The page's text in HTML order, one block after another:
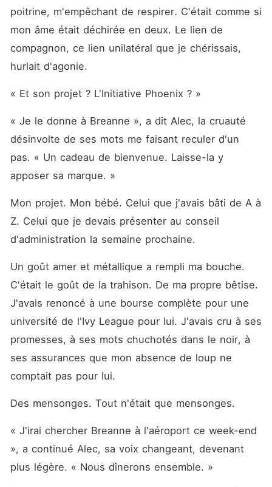
poitrine, m'empêchant de respirer. C'était comme si
mon âme était déchirée en deux. Le lien de
compagnon, ce lien unilatéral que je chérissais,
hurlait d'agonie.
« Et son projet ? L'Initiative Phoenix ? »
« Je le donne à Breanne », a dit Alec, la cruauté
désinvolte de ses mots me faisant reculer d'un
pas. « Un cadeau de bienvenue. Laisse-la y
apposer sa marque. »
Mon projet. Mon bébé. Celui que j'avais bâti de A à
Z. Celui que je devais présenter au conseil
d'administration la semaine prochaine.
Un goût amer et métallique a rempli ma bouche.
C'était le goût de la trahison. De ma propre bêtise.
J'avais renoncé à une bourse complète pour une
université de l'Ivy League pour lui. J'avais cru à ses
promesses, à ses mots chuchotés dans le noir, à
ses assurances que mon absence de loup ne
comptait pas pour lui.
Des mensonges. Tout n'était que mensonges.
« J'irai chercher Breanne à l'aéroport ce week-end
», a continué Alec, sa voix changeant, devenant
plus légère. « Nous dînerons ensemble. »